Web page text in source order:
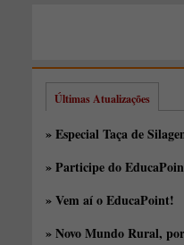
Últimas Atualizações
» Especial Taça de
» Participe do
» Vem aí o EducaPoint!
» Novo Mundo Rural,